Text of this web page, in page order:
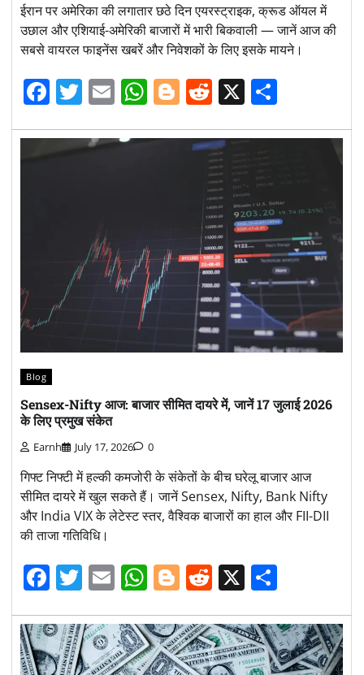
ईरान पर अमेरिका की लगातार छठे दिन एयरस्ट्राइक, क्रूड ऑयल में
उछाल और एशियाई-अमेरिकी बाजारों में भारी बिकवाली — जानें आज की
सबसे वायरल फाइनेंस खबरें और निवेशकों के लिए इसके मायने।
Facebook
Twitter
EmailWhatsApp
Blogger
Reddit
X
Blog
Sensex-Nifty आज: बाजार सीमित दायरे में, जानें 17 जुलाई 2026
के लिए प्रमुख संकेत
Earnh July 17, 2026 0
गिफ्ट निफ्टी में हल्की कमजोरी के संकेतों के बीच घरेलू बाजार आज
सीमित दायरे में खुल सकते हैं। जानें Sensex, Nifty, Bank Nifty
और India VIX के लेटेस्ट स्तर, वैश्विक बाजारों का हाल और FII-DII
की ताजा गतिविधि।
Facebook
Twitter
EmailWhatsApp
Blogger
Reddit
X